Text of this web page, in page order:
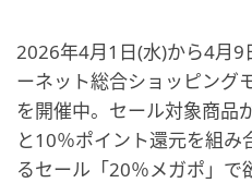
2026年4月1日(水)から4月9
ーネット総合ショッピング
を開催中。セール対象商品
と10％ポイント還元を組
るセール「20％メガポ」で